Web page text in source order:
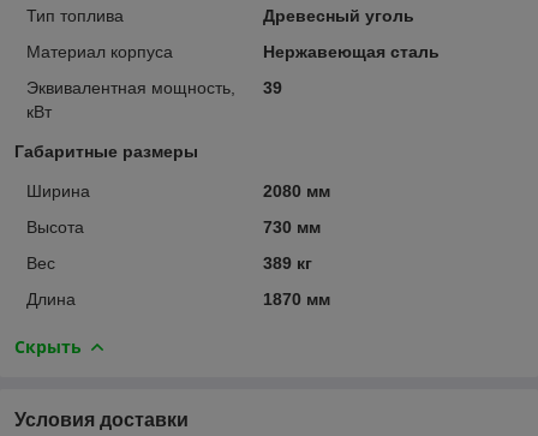
Тип топлива
Древесный уголь
Материал корпуса
Нержавеющая сталь
Эквивалентная мощность,
кВт
39
Габаритные размеры
Ширина
2080 мм
Высота
730 мм
Вес
389 кг
Длина
1870 мм
Скрыть
Условия доставки